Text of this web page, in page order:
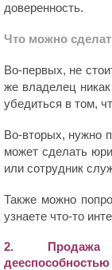
доверенность.
Что можно
Во-первых, не
же владелец
убедиться в том,
Во-вторых, нужно
может сделать
или сотрудник
Также можно
узнаете что-то
2. Продажа
дееспособностью